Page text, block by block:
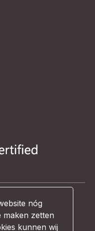
nóg
maken zetten
kunnen wij